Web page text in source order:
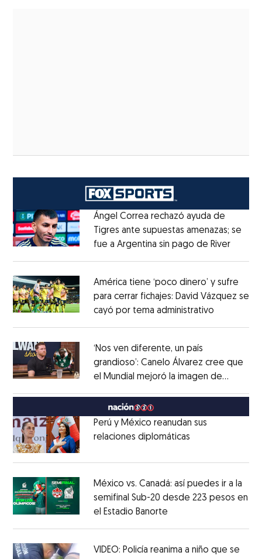
Ángel Correa rechazó ayuda de
Tigres ante supuestas amenazas; se
fue a Argentina sin pago de RiverOpens
América tiene ‘poco dinero’ y sufre
para cerrar fichajes: David Vázquez se
cayó por tema administrativo
‘Nos ven diferente, un país
grandioso’: Canelo Álvarez cree que
el Mundial mejoró la imagen de
Opens in new window
Perú y México reanudan sus
relaciones diplomáticas
México vs. Canadá: así puedes ir a la
semifinal Sub-20 desde 223 pesos en
el Estadio Banorte
VIDEO: Policía reanima a niño que se